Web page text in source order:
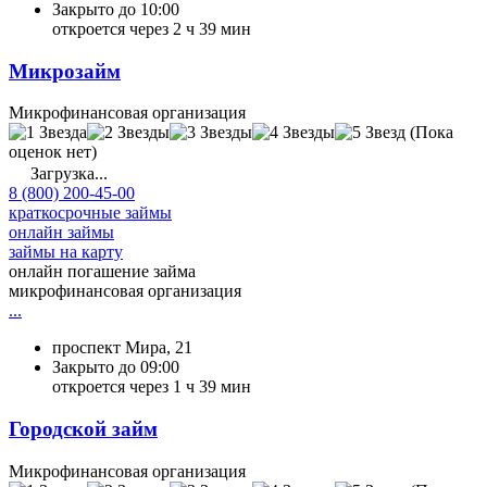
Закрыто до 10:00
откроется через 2 ч 39 мин
Микрозайм
Микрофинансовая организация
(Пока
оценок нет)
Загрузка...
8 (800) 200-45-00
краткосрочные займы
онлайн займы
займы на карту
онлайн погашение займа
микрофинансовая организация
...
проспект Мира, 21
Закрыто до 09:00
откроется через 1 ч 39 мин
Городской займ
Микрофинансовая организация